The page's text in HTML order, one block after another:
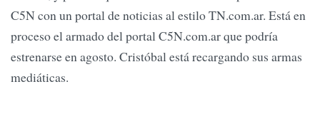
C5N con un portal de noticias al estilo TN.com.ar. Está en
proceso el armado del portal C5N.com.ar que podría
estrenarse en agosto. Cristóbal está recargando sus armas
mediáticas.